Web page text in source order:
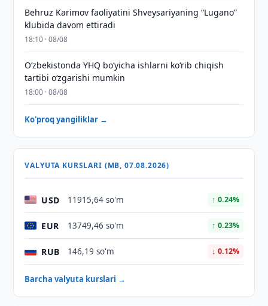
Behruz Karimov faoliyatini Shveysariyaning “Lugano”
klubida davom ettiradi
18:10 · 08/08
O‘zbekistonda YHQ bo‘yicha ishlarni ko‘rib chiqish
tartibi o‘zgarishi mumkin
18:00 · 08/08
Ko'proq yangiliklar →
VALYUTA KURSLARI (MB, 07.08.2026)
USD 11915,64 so'm ↑ 0.24%
EUR 13749,46 so'm ↑ 0.23%
RUB 146,19 so'm ↓ 0.12%
Barcha valyuta kurslari →